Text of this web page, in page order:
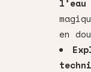
l’eau
en